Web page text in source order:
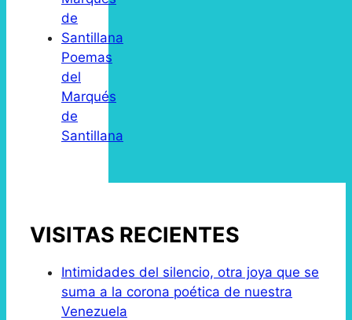
Poemas
del
Marqués
de
Santillana
VISITAS RECIENTES
Intimidades del silencio, otra joya que se
suma a la corona poética de nuestra
Venezuela